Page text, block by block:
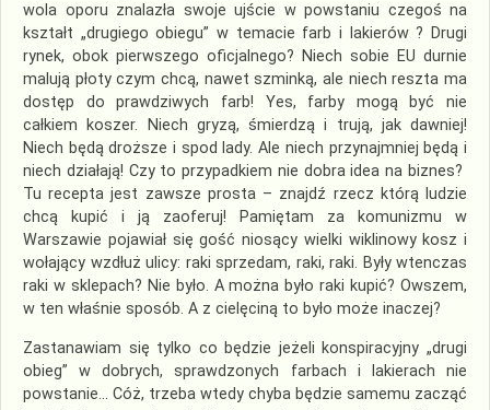
wola oporu znalazła swoje ujście w powstaniu czegoś na
kształt „drugiego obiegu” w temacie farb i lakierów ? Drugi
rynek, obok pierwszego oficjalnego? Niech sobie EU durnie
malują płoty czym chcą, nawet szminką, ale niech reszta ma
dostęp do prawdziwych farb! Yes, farby mogą być nie
całkiem koszer. Niech gryzą, śmierdzą i trują, jak dawniej!
Niech będą droższe i spod lady. Ale niech przynajmniej będą i
niech działają! Czy to przypadkiem nie dobra idea na biznes?
Tu recepta jest zawsze prosta – znajdź rzecz którą ludzie
chcą kupić i ją zaoferuj! Pamiętam za komunizmu w
Warszawie pojawiał się gość niosący wielki wiklinowy kosz i
wołający wzdłuż ulicy: raki sprzedam, raki, raki. Były wtenczas
raki w sklepach? Nie było. A można było raki kupić? Owszem,
w ten właśnie sposób. A z cielęciną to było może inaczej?
Zastanawiam się tylko co będzie jeżeli konspiracyjny „drugi
obieg” w dobrych, sprawdzonych farbach i lakierach nie
powstanie… Cóż, trzeba wtedy chyba będzie samemu zacząć